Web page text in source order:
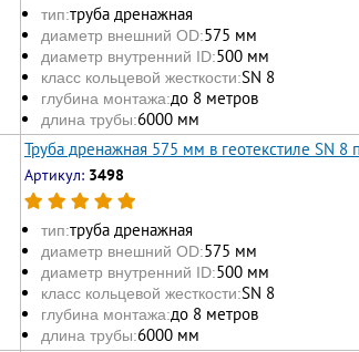
тип:труба дренажная
диаметр внешний OD:575 мм
диаметр внутренний ID:500 мм
класс кольцевой жесткости:SN 8
глубина монтажа:до 8 метров
длина трубы:6000 мм
Труба дренажная 575 мм в геотекстиле SN 8
Артикул: 3498
тип:труба дренажная
диаметр внешний OD:575 мм
диаметр внутренний ID:500 мм
класс кольцевой жесткости:SN 8
глубина монтажа:до 8 метров
длина трубы:6000 мм